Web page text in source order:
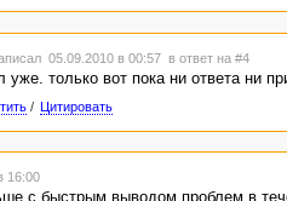
05.09.2010 в 00:57 в ответ на #4
уже. только вот пока ни ответа ни
/ Цитировать
16:00
с быстрым выводом проблем в